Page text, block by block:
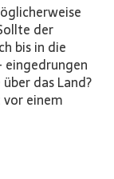
der
bis in die
eingedrungen
das Land?
einem